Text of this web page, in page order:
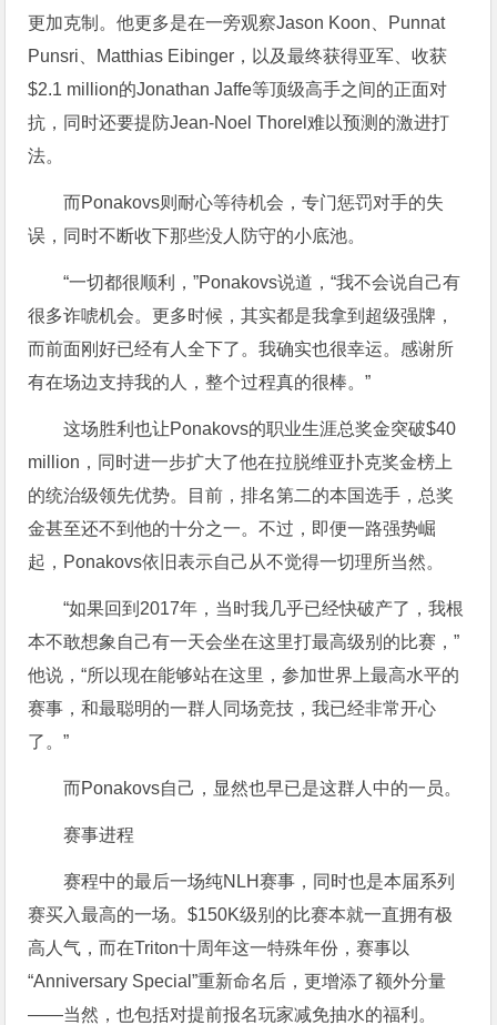
更加克制。他更多是在一旁观察Jason Koon、Punnat
Punsri、Matthias Eibinger，以及最终获得亚军、收获
$2.1 million的Jonathan Jaffe等顶级高手之间的正面对
抗，同时还要提防Jean-Noel Thorel难以预测的激进打
法。
而Ponakovs则耐心等待机会，专门惩罚对手的失
误，同时不断收下那些没人防守的小底池。
“一切都很顺利，”Ponakovs说道，“我不会说自己有
很多诈唬机会。更多时候，其实都是我拿到超级强牌，
而前面刚好已经有人全下了。我确实也很幸运。感谢所
有在场边支持我的人，整个过程真的很棒。”
这场胜利也让Ponakovs的职业生涯总奖金突破$40
million，同时进一步扩大了他在拉脱维亚扑克奖金榜上
的统治级领先优势。目前，排名第二的本国选手，总奖
金甚至还不到他的十分之一。不过，即便一路强势崛
起，Ponakovs依旧表示自己从不觉得一切理所当然。
“如果回到2017年，当时我几乎已经快破产了，我根
本不敢想象自己有一天会坐在这里打最高级别的比赛，”
他说，“所以现在能够站在这里，参加世界上最高水平的
赛事，和最聪明的一群人同场竞技，我已经非常开心
了。”
而Ponakovs自己，显然也早已是这群人中的一员。
赛事进程
赛程中的最后一场纯NLH赛事，同时也是本届系列
赛买入最高的一场。$150K级别的比赛本就一直拥有极
高人气，而在Triton十周年这一特殊年份，赛事以
“Anniversary Special”重新命名后，更增添了额外分量
——当然，也包括对提前报名玩家减免抽水的福利。